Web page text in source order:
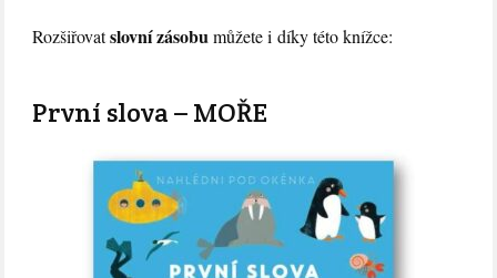
Rozšiřovatslovní zásobumůžete i díky této knížce:
První slova – MOŘE